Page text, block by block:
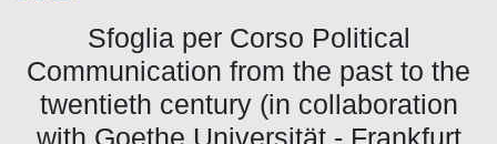
Sfoglia per Corso Political
Communication from the past to the
twentieth century (in collaboration
with Goethe Universität - Frankfurt